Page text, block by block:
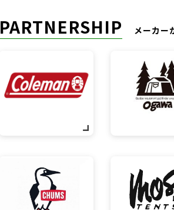
PARTNERSHIP メーカー